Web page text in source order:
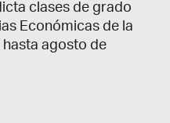
clases de grado
Económicas de la
hasta agosto de